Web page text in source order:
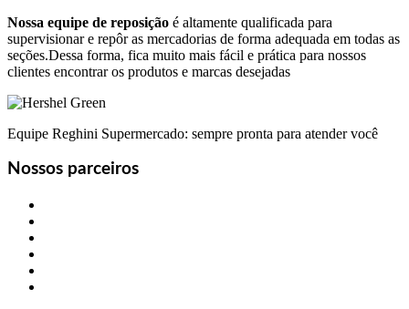
Nossa equipe de reposição é altamente qualificada para
supervisionar e repôr as mercadorias de forma adequada em todas as
seções.Dessa forma, fica muito mais fácil e prática para nossos
clientes encontrar os produtos e marcas desejadas
Equipe Reghini Supermercado: sempre pronta para atender você
Nossos parceiros